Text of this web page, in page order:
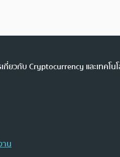
ยวกับ Cryptocurrency และเทค
าน